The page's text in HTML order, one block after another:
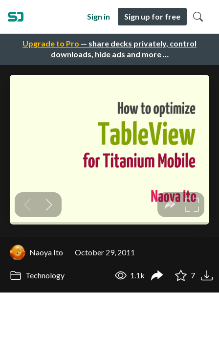
Upgrade to Pro — share decks privately, control
downloads, hide ads and more …
Sign in Sign up for free
Naoya Ito October 29, 2011
Technology 1.1k 7